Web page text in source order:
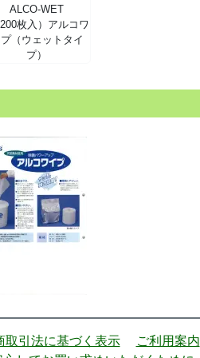
ALCO-WET
枚入）アルコワ
（ウェットタイ
プ）
取引法に基づく表示 ご利用案内